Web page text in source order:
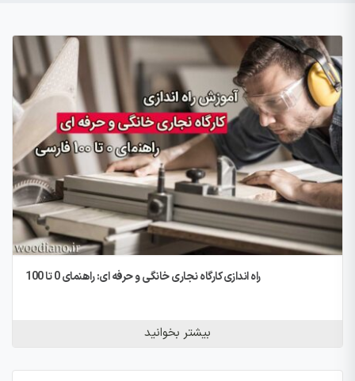
راه اندازی کارگاه نجاری خانگی و حرفه ای: راهنمای 0 تا 100
بیشتر بخوانید